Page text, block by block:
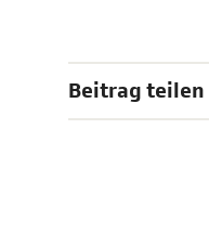
Beitrag teilen